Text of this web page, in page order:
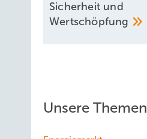
Si cherheit und
Wertschöpfung
Unsere Themen